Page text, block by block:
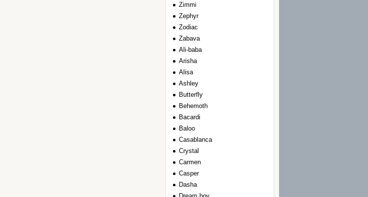
Zimmi
Zephyr
Zodiac
Zabava
Ali-baba
Arisha
Alisa
Ashley
Вutterfly
Вehemoth
Вacardi
Вaloo
Сasablanca
Сrystal
Сarmen
Сasper
Dasha